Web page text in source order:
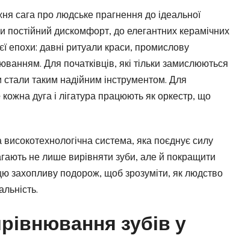
сага про людське прагнення до ідеальної
постійний дискомфорт, до елегантних керамічних
епохи: давні ритуали краси, промислову
Для початківців, які тільки замислюються
стали таким надійним інструментом. Для
дуга і лігатура працюють як оркестр, що
система, яка поєднує силу
не лише вирівняти зуби, але й покращити
захопливу подорож, щоб зрозуміти, як людство
зубів у